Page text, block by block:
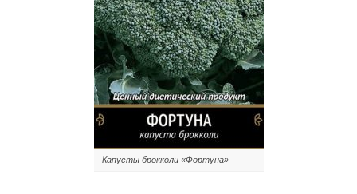
Капусты брокколи «Фортуна»